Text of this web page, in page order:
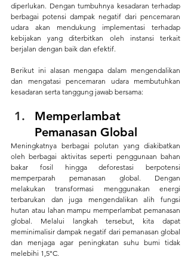
diperlukan. Dengan tumbuhnya kesadaran terhadap
berbagai potensi dampak negatif dari pencemaran
udara akan mendukung implementasi terhadap
kebijakan yang diterbitkan oleh instansi terkait
berjalan dengan baik dan efektif.
Berikut ini alasan mengapa dalam mengendalikan
dan mengatasi pencemaran udara membutuhkan
kesadaran serta tanggung jawab bersama:
Memperlambat
Pemanasan Global
Meningkatnya berbagai polutan yang diakibatkan
oleh berbagai aktivitas seperti penggunaan bahan
bakar fosil hingga deforestasi berpotensi
memperparah pemanasan global. Dengan
melakukan transformasi menggunakan energi
terbarukan dan juga mengendalikan alih fungsi
hutan atau lahan mampu memperlambat pemanasan
global. Melalui langkah tersebut, kita dapat
meminimalisir dampak negatif dari pemanasan global
dan menjaga agar peningkatan suhu bumi tidak
melebihi 1,5°C.